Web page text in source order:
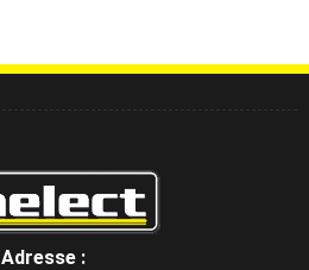
Adresse :